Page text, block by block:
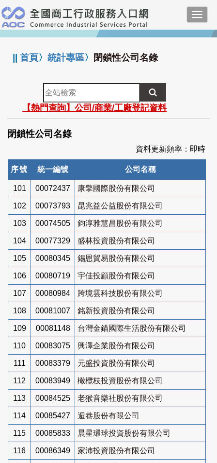
跳
到
主
要
:::
||首頁〉統計專區〉 閉鎖性公司名錄
全
站
檢
索
【熱門查詢】公司/商業/工廠登記資料
閉鎖性公司名錄
資料更新頻率：即時
序號 統一編號 公司名稱
101 00072437 康擎國際股份有限公司
102 00073793 昆兆益公益股份有限公司
103 00074505 鈞淳雅慧昌股份有限公司
104 00077329 盛林投資股份有限公司
105 00080345 錫恩貿易股份有限公司
106 00080719 宇佳投顧股份有限公司
107 00080984 跨境雲科技股份有限公司
108 00081007 銘新投資股份有限公司
109 00081148 台灣金錨國際生活股份有限公司
110 00083075 興澤企業股份有限公司
111 00083379 元盛投資股份有限公司
112 00083949 橄欖枝投資股份有限公司
113 00084525 老猴音樂社股份有限公司
114 00085427 逅巷股份有限公司
115 00085833 晨星環球投資股份有限公司
116 00086349 家沛投資股份有限公司